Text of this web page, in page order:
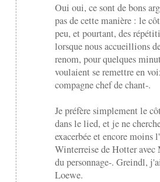
Oui oui, ce sont de bons
pas de cette manière : le
peu, et pourtant, des
lorsque nous accueillions
renom, pour quelques
voulaient se remettre en
compagne chef de chant-.
Je préfère simplement le
dans le lied, et je ne
exacerbée et encore
Winterreise de Hotter
du personnage-. Greindl,
Loewe.